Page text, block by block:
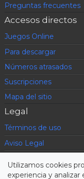
Preguntas frecuentes
Accesos directos
Juegos Online
Para descargar
Números atrasados
Suscripciones
Mapa del sitio
Legal
Términos de uso
Aviso Legal
Condiciones
Utilizamos cookies
experiencia y